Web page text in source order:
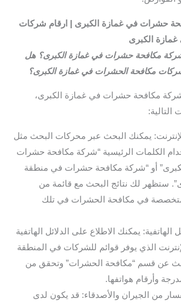
حشرات في غمازة الكبرى | ارقام شركات
الكبرى
مكافحة حشرات في غمازة الكبرى؟ هل
مكافحة الحشرات في غمازة الكبرى؟
مكافحة حشرات في غمازة الكبرى،
التالية:
يمكنك البحث عبر محركات البحث مثل
الكلمات الرئيسية “شركة مكافحة حشرات
أو “شركة مكافحة حشرات في منطقة
ستظهر لك نتائج البحث مع قائمة من
في مكافحة الحشرات في تلك
الهاتفية: يمكنك الاطلاع على الدلائل الهاتفية
الذي يوفر قوائم للشركات في المنطقة
عن قسم “مكافحة الحشرات” وتحقق من
وأرقام هواتفها.
من الجيران والأصدقاء: قد يكون لدى